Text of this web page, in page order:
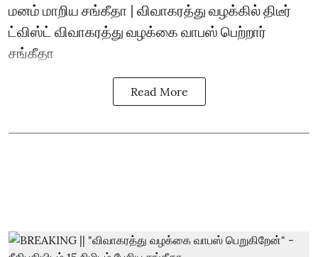
மனம் மாறிய சங்கீதா | விவாகரத்து வழக்கில் திடீர்
ட்விஸ்ட் விவாகரத்து வழக்கை வாபஸ் பெற்றார்
சங்கீதா
Read More